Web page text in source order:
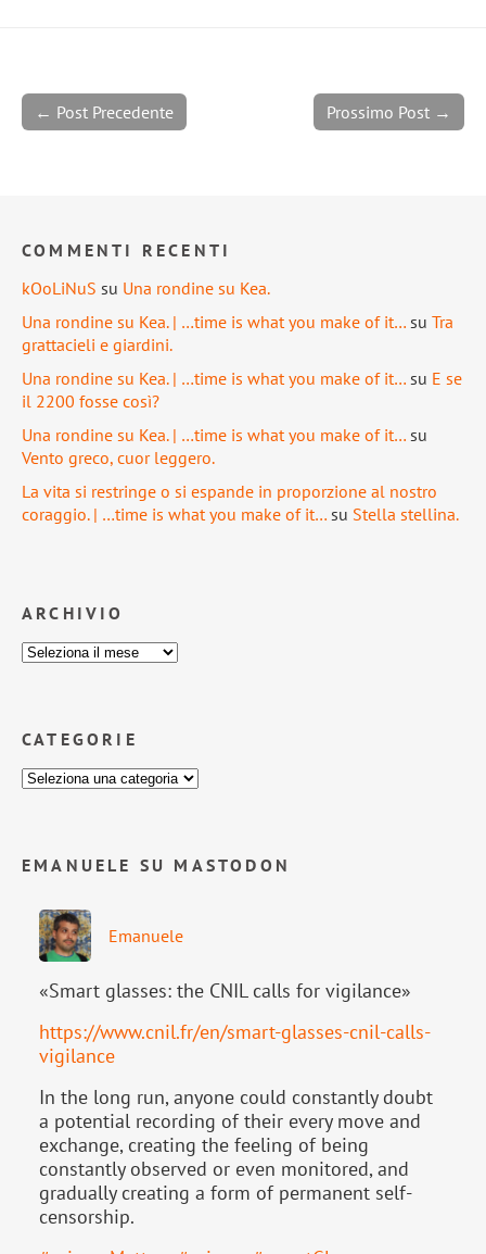
Prossimo Post →
← Post Precedente
COMMENTI RECENTI
kOoLiNuS su Una rondine su Kea.
Una rondine su Kea. | …time is what you make of it… su Tra
grattacieli e giardini.
Una rondine su Kea. | …time is what you make of it… su E se
il 2200 fosse così?
Una rondine su Kea. | …time is what you make of it… su
Vento greco, cuor leggero.
La vita si restringe o si espande in proporzione al nostro
coraggio. | …time is what you make of it… su Stella stellina.
ARCHIVIO
CATEGORIE
EMANUELE SU MASTODON
Emanuele
«Smart glasses: the CNIL calls for vigilance»
https://www.cnil.fr/en/smart-glasses-cnil-calls-
vigilance
In the long run, anyone could constantly doubt
a potential recording of their every move and
exchange, creating the feeling of being
constantly observed or even monitored, and
gradually creating a form of permanent self-
censorship.